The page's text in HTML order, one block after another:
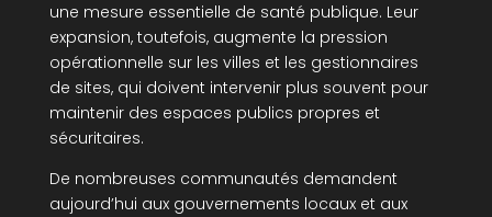
une mesure essentielle de santé publique. Leur
expansion, toutefois, augmente la pression
opérationnelle sur les villes et les gestionnaires
de sites, qui doivent intervenir plus souvent pour
maintenir des espaces publics propres et
sécuritaires.
De nombreuses communautés demandent
aujourd’hui aux gouvernements locaux et aux